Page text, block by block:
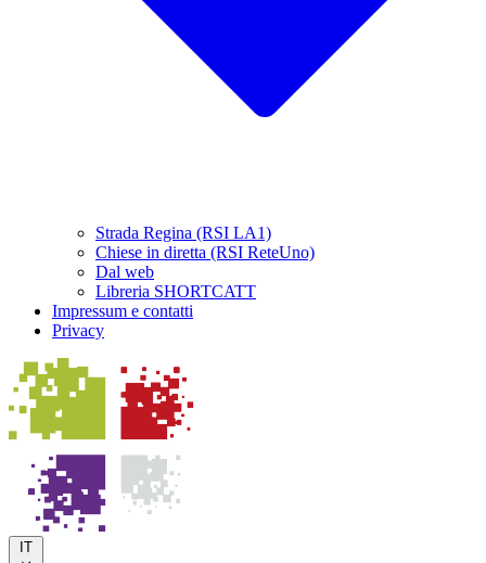
Strada Regina (RSI LA1)
Chiese in diretta (RSI ReteUno)
Dal web
Libreria SHORTCATT
Impressum e contatti
Privacy
IT